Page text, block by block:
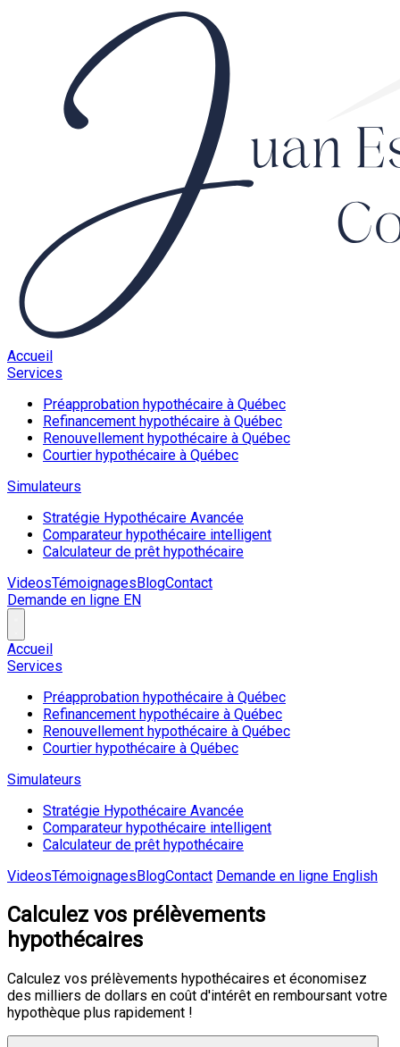
Accueil
Services
Préapprobation hypothécaire à Québec
Refinancement hypothécaire à Québec
Renouvellement hypothécaire à Québec
Courtier hypothécaire à Québec
Simulateurs
Stratégie Hypothécaire Avancée
Comparateur hypothécaire intelligent
Calculateur de prêt hypothécaire
VideosTémoignagesBlogContact
Demande en ligne EN
Accueil
Services
Préapprobation hypothécaire à Québec
Refinancement hypothécaire à Québec
Renouvellement hypothécaire à Québec
Courtier hypothécaire à Québec
Simulateurs
Stratégie Hypothécaire Avancée
Comparateur hypothécaire intelligent
Calculateur de prêt hypothécaire
VideosTémoignagesBlogContact Demande en ligne English
Calculez vos prélèvements
hypothécaires
Calculez vos prélèvements hypothécaires et économisez
des milliers de dollars en coût d'intérêt en remboursant votre
hypothèque plus rapidement !